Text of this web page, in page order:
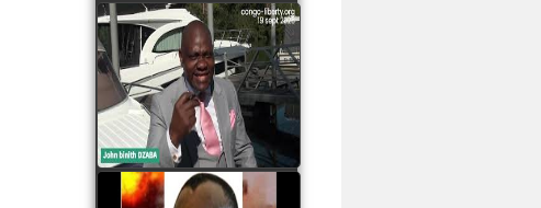
John Binith Dzaba
s'exprime sur le voyage
de Rodrigue Malanda
Samba à Paris
watch video
Poaty Pangou La